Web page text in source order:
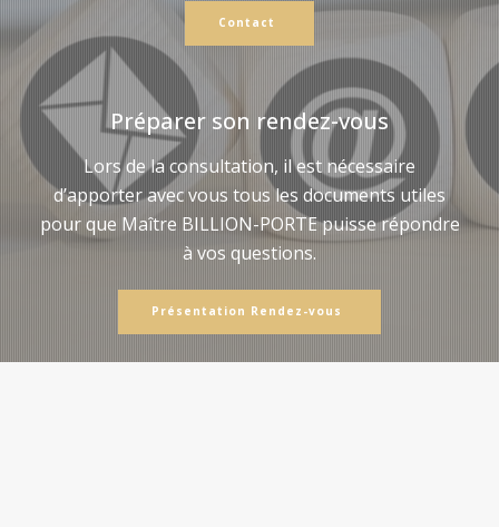
Contact
Préparer son rendez-vous
Lors de la consultation, il est nécessaire
d’apporter avec vous tous les documents utiles
pour que Maître BILLION-PORTE puisse répondre
à vos questions.
Présentation Rendez-vous